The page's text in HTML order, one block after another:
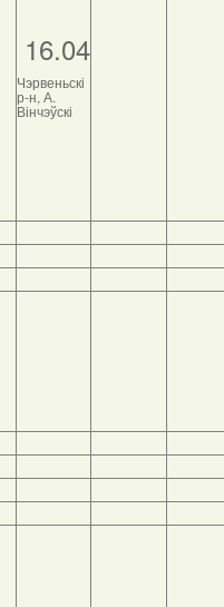
16.04
Чэрвеньскі
р-н, А.
Вінчэўскі